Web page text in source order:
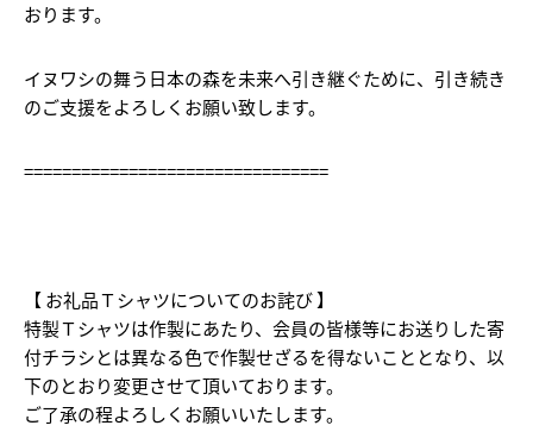
おります。
イヌワシの舞う日本の森を未来へ引き継ぐために、 引き続き
のご支援をよろしくお願い致します。
================================
【 お礼品Ｔシャツについてのお詫び 】
特製Ｔシャツは作製にあたり、 会員の皆様等にお送りした寄
付チラシとは異なる色で作製せざるを得ないこととなり、 以
下のとおり変更させて頂いております。
ご了承の程よろしくお願いいたします。